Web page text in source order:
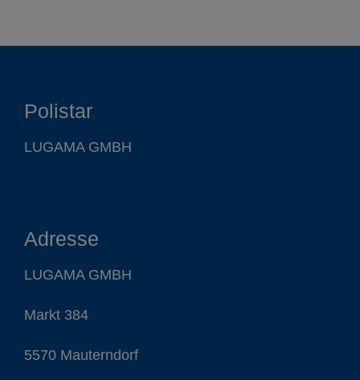
Polistar
LUGAMA GMBH
Adresse
LUGAMA GMBH
Markt 384
5570 Mauterndorf